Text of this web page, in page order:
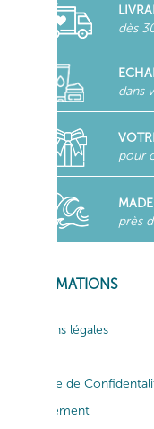
dès
dans
pour
près
INFORMATIONS
Mentions légales
Politique de
Recrutement